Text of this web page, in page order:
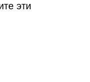
эти